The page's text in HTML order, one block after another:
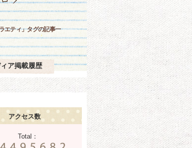
アクセス数
Total：
エティ」タグの記事一
ィア掲載履歴